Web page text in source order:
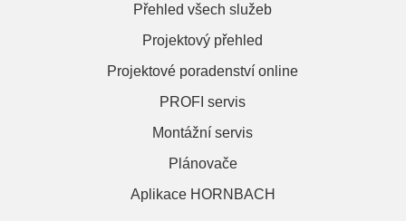
Přehled všech služeb
Projektový přehled
Projektové poradenství online
PROFI servis
Montážní servis
Plánovače
Aplikace HORNBACH